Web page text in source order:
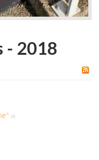
- 2018
(4)